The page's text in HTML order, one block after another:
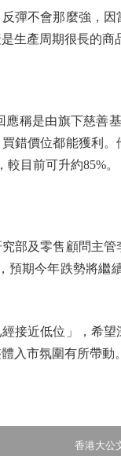
不會那麼強，因
生產周期很長的商
是由旗下慈善
錯價位都能獲利
目前可升約85%。
及零售顧問主管
預期今年跌勢將
近低位」，希望
入市氛圍有所帶動。
香港大公